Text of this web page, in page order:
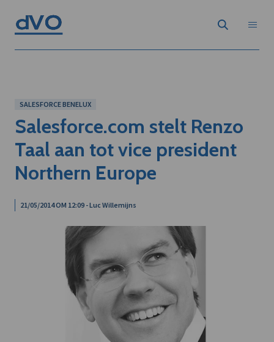
SALESFORCE BENELUX
Salesforce.com stelt Renzo
Taal aan tot vice president
Northern Europe
21/05/2014 OM 12:09 - Luc Willemijns